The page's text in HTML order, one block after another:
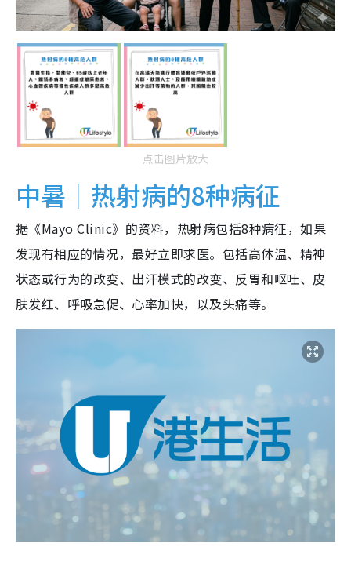
点击图片放大
中暑｜热射病的8种病征
据《Mayo Clinic》的资料，热射病包括8种病征，如果
发现有相应的情况，最好立即求医。包括高体温、精神
状态或行为的改变、出汗模式的改变、反胃和呕吐、皮
肤发红、呼吸急促、心率加快，以及头痛等。